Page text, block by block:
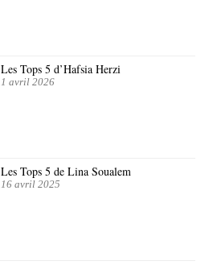
Les Tops 5 d’Hafsia Herzi
1 avril 2026
Les Tops 5 de Lina Soualem
16 avril 2025